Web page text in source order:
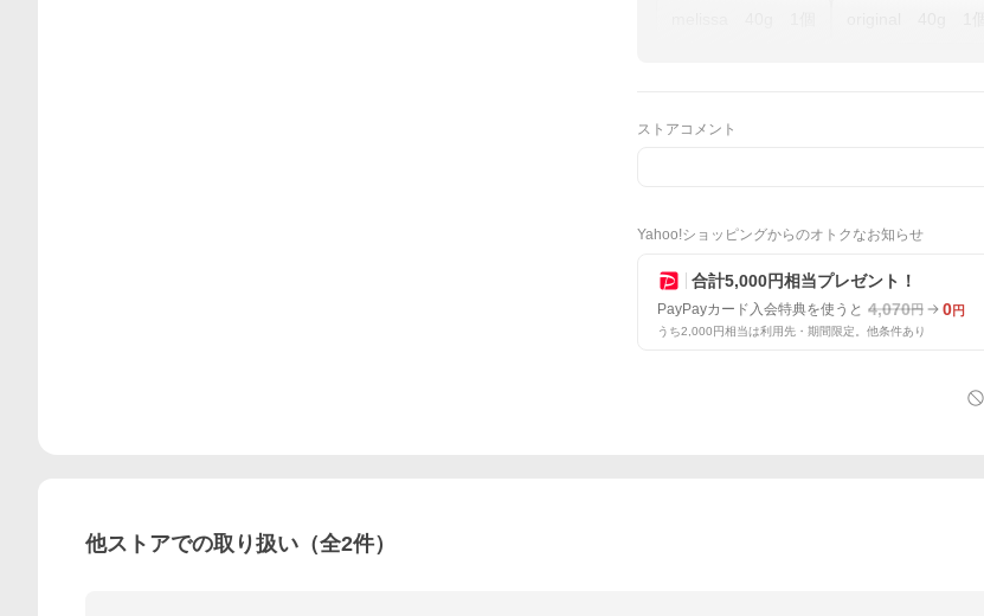
ストアコメント
Yahoo!ショッピングからのオトクなお知らせ
合計5,000円相当プレゼント！
PayPayカード入会特典を使うと 4,070円 0円
うち2,000円相当は利用先・期間限定。他条件あり
他ストアでの取り扱い（全2件）